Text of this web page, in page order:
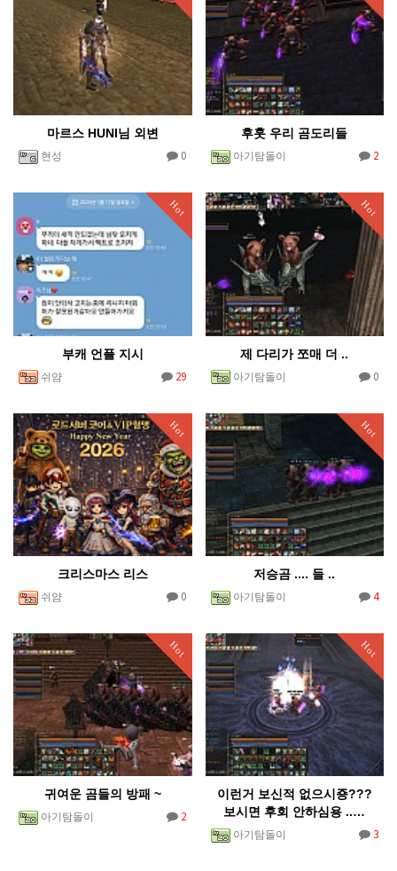
마르스 HUNI님 외변
현성 0
후훗 우리 곰도리들
아기탐돌이 2
Hot
부캐 언플 지시
쉬얌 29
Hot
제 다리가 쪼매 더 ..
아기탐돌이 0
Hot
크리스마스 리스
쉬얌 0
Hot
저승곰 .... 들 ..
아기탐돌이 4
Hot
귀여운 곰들의 방패 ~
아기탐돌이 2
Hot
이런거 보신적 없으시죵???
보시면 후회 안하심용 ..…
아기탐돌이 3